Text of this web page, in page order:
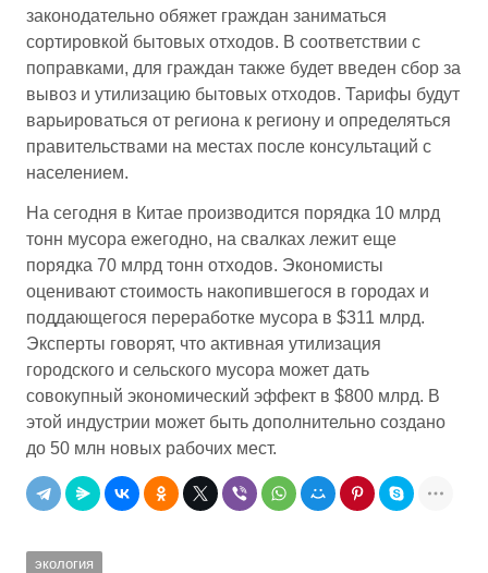
законодательно обяжет граждан заниматься
сортировкой бытовых отходов. В соответствии с
поправками, для граждан также будет введен сбор за
вывоз и утилизацию бытовых отходов. Тарифы будут
варьироваться от региона к региону и определяться
правительствами на местах после консультаций с
населением.
На сегодня в Китае производится порядка 10 млрд
тонн мусора ежегодно, на свалках лежит еще
порядка 70 млрд тонн отходов. Экономисты
оценивают стоимость накопившегося в городах и
поддающегося переработке мусора в $311 млрд.
Эксперты говорят, что активная утилизация
городского и сельского мусора может дать
совокупный экономический эффект в $800 млрд. В
этой индустрии может быть дополнительно создано
до 50 млн новых рабочих мест.
экология